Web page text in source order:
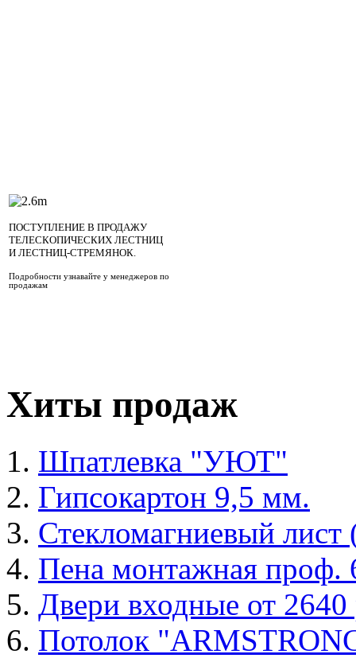
ПОСТУПЛЕНИЕ В ПРОДАЖУ
ТЕЛЕСКОПИЧЕСКИХ ЛЕСТНИЦ
И ЛЕСТНИЦ-СТРЕМЯНОК.
Подробности узнавайте у менеджеров по
продажам
Хиты продаж
Шпатлевка "УЮТ"
Гипсокартон 9,5 мм.
Стекломагниевый
Пена монтажная проф.
Двери входные от 2640
Потолок